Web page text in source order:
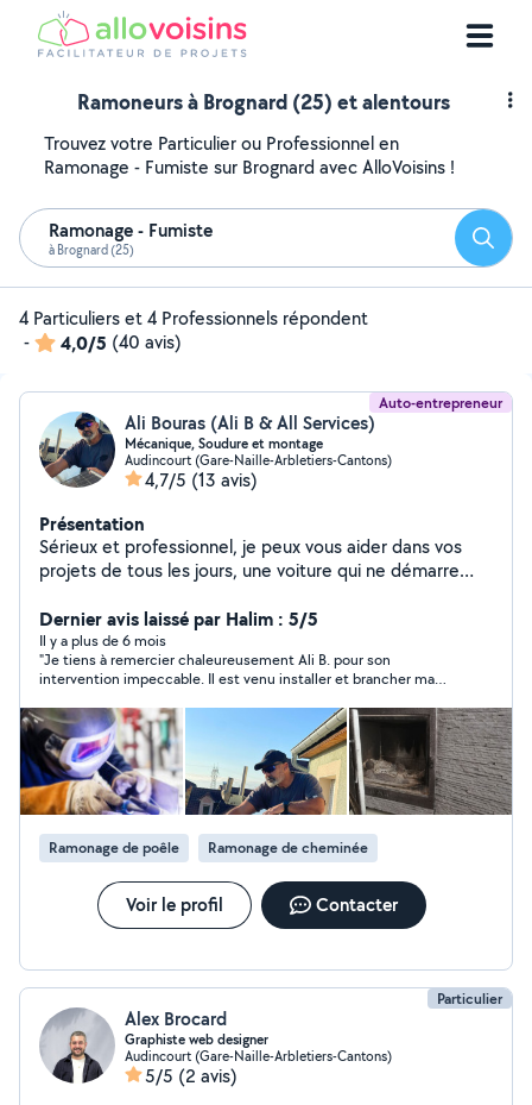
Ramoneurs à Brognard (25) et alentours
Trouvez votre Particulier ou Professionnel en
Ramonage - Fumiste sur Brognard avec AlloVoisins !
Ramonage - Fumiste
à Brognard (25)
4 Particuliers et 4 Professionnels répondent
-
4,0/5 (40 avis)
Auto-entrepreneur
Ali Bouras (Ali B & All Services)
Mécanique, Soudure et montage
Audincourt (Gare-Naille-Arbletiers-Cantons)
4,7/5 (13 avis)
Présentation
Sérieux et professionnel, je peux vous aider dans vos
projets de tous les jours, une voiture qui ne démarre
panneaux solaires à fixer ou des petits travaux de tous
les jours. Je suis la personne qu'il vous faut. Vous pouvez
me contacter.
Dernier avis laissé par Halim : 5/5
Il y a plus de 6 mois
"Je tiens à remercier chaleureusement Ali B. pour son
intervention impeccable. Il est venu installer et brancher ma
a été fait avec sérieux, rapidité et sécurité, et il a pris le temps
de m’expliquer le fonctionnement et les précautions à prendre.
Son savoir-faire et sa ponctualité sont vraiment remarquables.
Je recommande vivement cet artisan à tous ceux qui
cherchent quelqu’un de compétent, fiable et agréable !"
Ramonage de poêle Ramonage de cheminée
Voir le profil Contacter
Particulier
Alex Brocard
Graphiste web designer
Audincourt (Gare-Naille-Arbletiers-Cantons)
5/5 (2 avis)